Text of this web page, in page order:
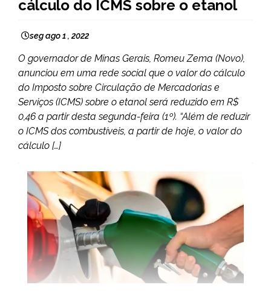
cálculo do ICMS sobre o etanol
seg ago 1 , 2022
O governador de Minas Gerais, Romeu Zema (Novo),
anunciou em uma rede social que o valor do cálculo
do Imposto sobre Circulação de Mercadorias e
Serviços (ICMS) sobre o etanol será reduzido em R$
0,46 a partir desta segunda-feira (1º). “Além de reduzir
o ICMS dos combustíveis, a partir de hoje, o valor do
cálculo […]